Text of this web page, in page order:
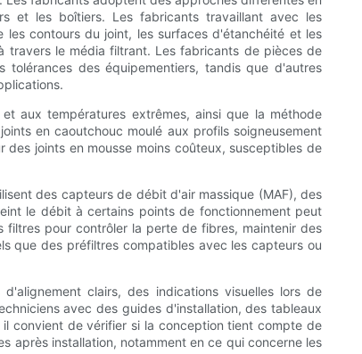
et les boîtiers. Les fabricants travaillant avec les
contours du joint, les surfaces d'étanchéité et les
travers le média filtrant. Les fabricants de pièces de
des équipementiers, tandis que d'autres
aux températures extrêmes, ainsi que la méthode
en caoutchouc moulé aux profils soigneusement
joints en mousse moins coûteux, susceptibles de
des capteurs de débit d'air massique (MAF), des
le débit à certains points de fonctionnement peut
pour contrôler la perte de fibres, maintenir des
que des préfiltres compatibles avec les capteurs ou
clairs, des indications visuelles lors de
avec des guides d'installation, des tableaux
convient de vérifier si la conception tient compte de
après installation, notamment en ce qui concerne les